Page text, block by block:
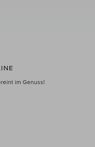
im Genuss!